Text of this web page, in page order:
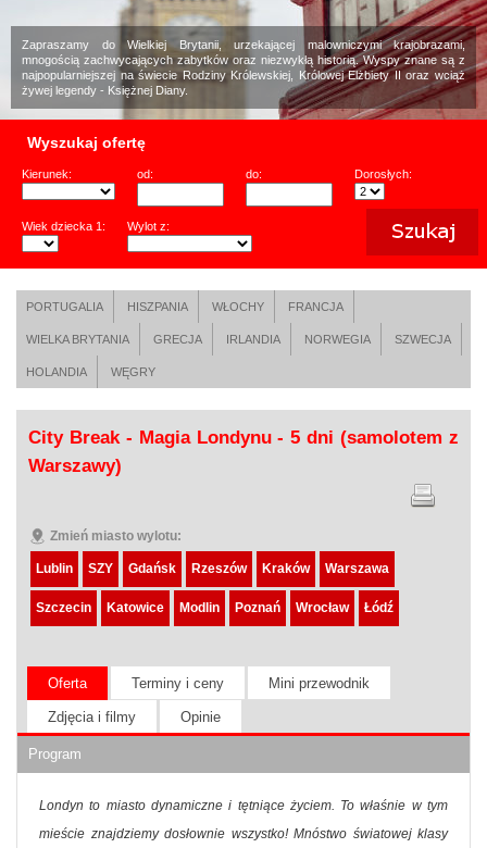
Zapraszamy do Wielkiej Brytanii, urzekającej malowniczymi krajobrazami,
mnogością zachwycających zabytków oraz niezwykłą historią. Wyspy znane są z
najpopularniejszej na świecie Rodziny Królewskiej, Królowej Elżbiety II oraz wciąż
żywej legendy - Księżnej Diany.
Wyszukaj ofertę
Kierunek: od: do: Dorosłych:
Wiek dziecka 1: Wylot z:
PORTUGALIA HISZPANIA WŁOCHY FRANCJA
WIELKA BRYTANIA GRECJA IRLANDIA NORWEGIA SZWECJA
HOLANDIA WĘGRY
City Break - Magia Londynu - 5 dni (samolotem z
Warszawy)
Zmień miasto wylotu:
Lublin SZY Gdańsk Rzeszów Kraków Warszawa
Szczecin Katowice Modlin Poznań Wrocław Łódź
Oferta Terminy i ceny Mini przewodnik
Zdjęcia i filmy Opinie
Program
Londyn to miasto dynamiczne i tętniące życiem. To właśnie w tym
mieście znajdziemy dosłownie wszystko! Mnóstwo światowej klasy